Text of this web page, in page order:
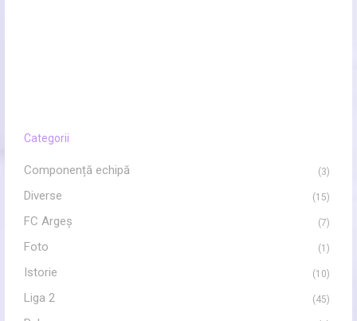
Categorii
Componență echipă (3)
Diverse (15)
FC Argeș (7)
Foto (1)
Istorie (10)
Liga 2 (45)